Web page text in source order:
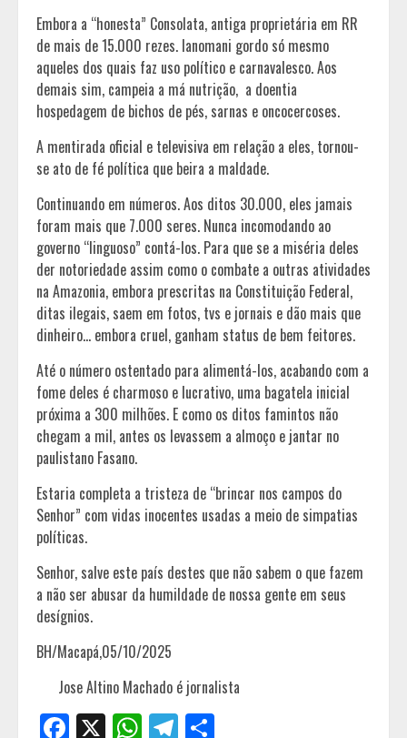
Embora a “honesta” Consolata, antiga proprietária em RR
de mais de 15.000 rezes. Ianomani gordo só mesmo
aqueles dos quais faz uso político e carnavalesco. Aos
demais sim, campeia a má nutrição, a doentia
hospedagem de bichos de pés, sarnas e oncocercoses.
A mentirada oficial e televisiva em relação a eles, tornou-
se ato de fé política que beira a maldade.
Continuando em números. Aos ditos 30.000, eles jamais
foram mais que 7.000 seres. Nunca incomodando ao
governo “linguoso” contá-los. Para que se a miséria deles
der notoriedade assim como o combate a outras atividades
na Amazonia, embora prescritas na Constituição Federal,
ditas ilegais, saem em fotos, tvs e jornais e dão mais que
dinheiro… embora cruel, ganham status de bem feitores.
Até o número ostentado para alimentá-los, acabando com a
fome deles é charmoso e lucrativo, uma bagatela inicial
próxima a 300 milhões. E como os ditos famintos não
chegam a mil, antes os levassem a almoço e jantar no
paulistano Fasano.
Estaria completa a tristeza de “brincar nos campos do
Senhor” com vidas inocentes usadas a meio de simpatias
políticas.
Senhor, salve este país destes que não sabem o que fazem
a não ser abusar da humildade de nossa gente em seus
desígnios.
BH/Macapá,05/10/2025
Jose Altino Machado é jornalista
Facebook
X WhatsApp
Telegram